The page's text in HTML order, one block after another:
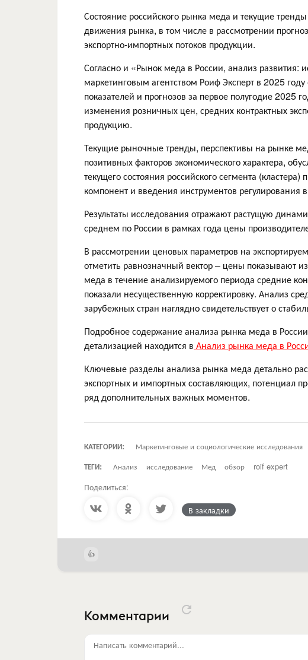
Состояние российского рынка меда и текущие
движения рынка, в том числе в рассмотрении
экспортно-импортных потоков продукции.
Согласно и «Рынок меда в России, анализ развития:
маркетинговым агентством Роиф Эксперт в 2025
показателей и прогнозов за первое полугодие 2025
изменения розничных цен, средних контрактных
продукцию.
Текущие рыночные тренды, перспективы на рынке
позитивных факторов экономического характера,
текущего состояния российского сегмента
компонент и введения инструментов регулирования
Результаты исследования отражают растущую
среднем по России в рамках года цены
В рассмотрении ценовых параметров на
отметить равнозначный вектор – цены показывают
меда в течение анализируемого периода средние
показали несущественную корректировку. Анализ
зарубежных стран наглядно свидетельствует о
Подробное содержание анализа рынка меда в
детализацией находится в Анализ рынка меда в
Ключевые разделы анализа рынка меда детально
экспортных и импортных составляющих, потенциал
ряд дополнительных важных моментов.
КАТЕГОРИИ:
Маркетинговые и социологические исследования
ТЕГИ:
Анализ исследование Мед обзор roif expert
Поделиться:
В закладки
Комментарии
Написать комментарий...